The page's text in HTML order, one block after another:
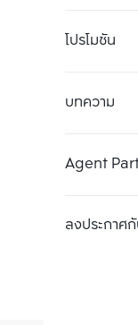
โปรโมชัน
บทความ
Agent
ลงประกาศกั